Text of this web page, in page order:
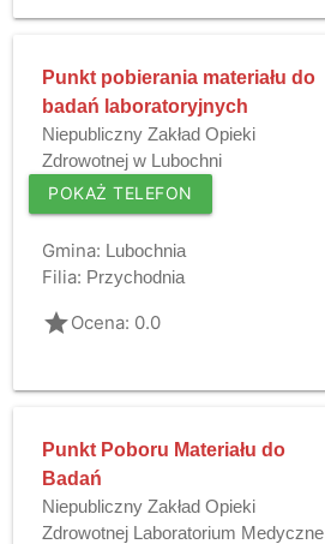
Punkt pobierania materiału do
badań laboratoryjnych
Niepubliczny Zakład Opieki
Zdrowotnej w Lubochni
POKAŻ TELEFON
Gmina: Lubochnia
Filia: Przychodnia
gradeOcena: 0.0
Punkt Poboru Materiału do
Badań
Niepubliczny Zakład Opieki
Zdrowotnej Laboratorium Medyczne